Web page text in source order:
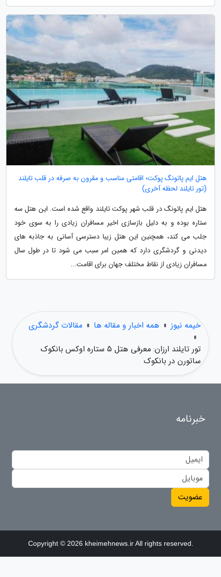
هتل ایم پاتونگ پوکت؛ اقامتی مناسب و مقرون به صرفه در قلب تایلند
(تور تایلند لحظه آخری)
هتل ایم پاتونگ در قلب شهر پوکت تایلند واقع شده است. این هتل سه
ستاره بوده و به دلیل بازسازی اخیر مسافران زیادی را به سوی خود
جلب می کند، همچنین این هتل زیبا دسترسی آسانی به جاذبه های
دیدنی و گردشگری دارد که همین امر سبب می شود تا در طول سال
مسافران زیادی از نقاط مختلف جهان برای اقامت...
خیمه نیوز » همه اخبار و مقاله ها » مقالات گردشگری
»
تور تایلند ارزان: معرفی هتل 5 ستاره اوکس بانکوک
ساتورن در بانکوک
خبرنامه
عضویت
Copyright © 2026 kheimehnews.ir All rights reserved.